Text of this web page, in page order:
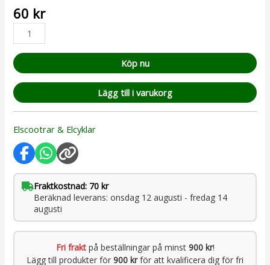
60 kr
Köp nu
Lägg till i varukorg
Elscootrar & Elcyklar
Fraktkostnad: 70 kr
Beräknad leverans: onsdag 12 augusti - fredag 14
augusti
Fri fraktpå beställningar på minst 900 kr!
Lägg till produkter för 900 krför att kvalificera dig för fri